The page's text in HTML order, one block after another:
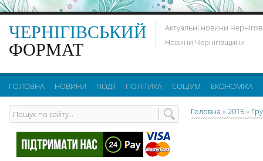
ЧЕРНІГІВСЬКИЙ
ФОРМАТ
Актуальні новини
Новини Чернігівщини
ГОЛОВНА НОВИНИ ПОДІЇ ПОЛІТИКА СОЦІУМ ЕКОНОМІКА
Головна » 2015»